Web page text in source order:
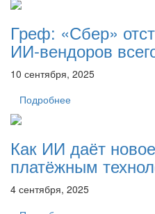
Греф: «Сбер»
ИИ-вендоров
10 сентября, 2025
Подробнее
Как ИИ даёт
платёжным
4 сентября, 2025